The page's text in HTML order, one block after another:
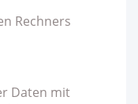
Rechners
Daten mit